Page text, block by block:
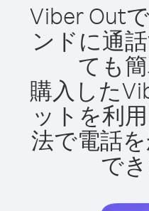
Viber Out
ンドに通
ても簡
購入した
ットを利
法で電話
でき